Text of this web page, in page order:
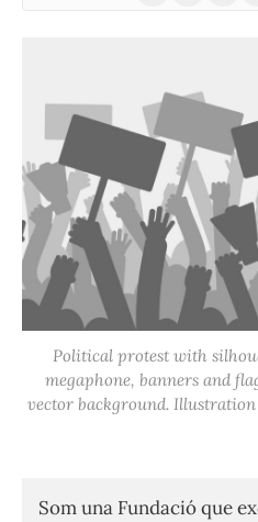
Political protest with
megaphone, banners and
vector background.
Som una Fundació que